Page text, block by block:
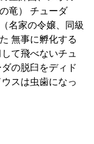
竜） チューダ
名家の令嬢、同級
無事に孵化する
て飛べないチュ
の脱臼をディド
スは虫歯になっ